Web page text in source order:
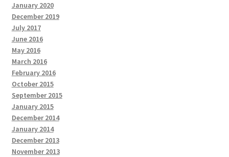
January 2020
December 2019
July 2017
June 2016
May 2016
March 2016
February 2016
October 2015
September 2015
January 2015
December 2014
January 2014
December 2013
November 2013